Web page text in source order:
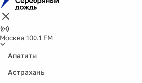
Москва 100.1 FM
Апатиты
Астрахань